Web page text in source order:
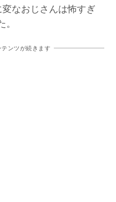
なおじさんは怖すぎ
ンツが続きます